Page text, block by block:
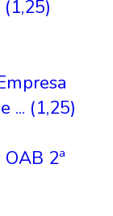
... (1,25)
2ª